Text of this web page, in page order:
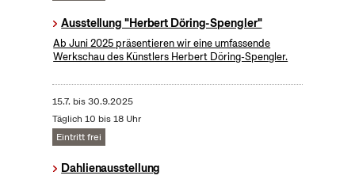
Ausstellung "Herbert Döring-Spengler"
Ab Juni 2025 präsentieren wir eine umfassende
Werkschau des Künstlers Herbert Döring-Spengler.
15.7. bis30.9.2025
Täglich 10 bis 18 Uhr
Eintritt frei
Dahlienausstellung